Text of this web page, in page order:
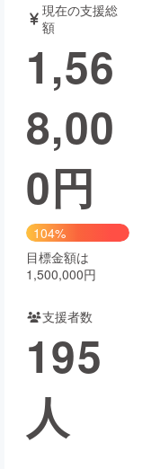
書籍・雑誌
チャレンジ
Creation
コミュニティ
現在の支援総
額
1,56
8,00
0円
104%
目標金額は
1,500,000円
支援者数
195
人